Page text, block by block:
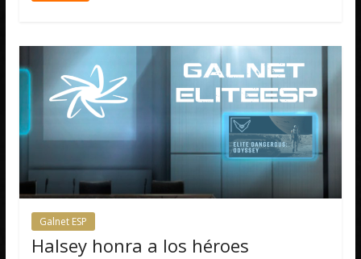
Galnet ESP
Halsey honra a los héroes